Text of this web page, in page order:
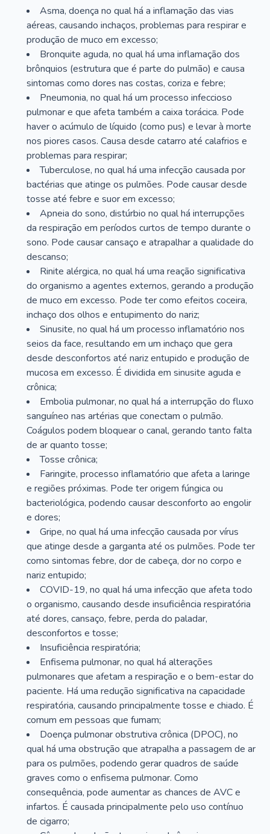
Asma, doença no qual há a inflamação das vias
aéreas, causando inchaços, problemas para respirar e
produção de muco em excesso;
Bronquite aguda, no qual há uma inflamação dos
brônquios (estrutura que é parte do pulmão) e causa
sintomas como dores nas costas, coriza e febre;
Pneumonia, no qual há um processo infeccioso
pulmonar e que afeta também a caixa torácica. Pode
haver o acúmulo de líquido (como pus) e levar à morte
nos piores casos. Causa desde catarro até calafrios e
problemas para respirar;
Tuberculose, no qual há uma infecção causada por
bactérias que atinge os pulmões. Pode causar desde
tosse até febre e suor em excesso;
Apneia do sono, distúrbio no qual há interrupções
da respiração em períodos curtos de tempo durante o
sono. Pode causar cansaço e atrapalhar a qualidade do
descanso;
Rinite alérgica, no qual há uma reação significativa
do organismo a agentes externos, gerando a produção
de muco em excesso. Pode ter como efeitos coceira,
inchaço dos olhos e entupimento do nariz;
Sinusite, no qual há um processo inflamatório nos
seios da face, resultando em um inchaço que gera
desde desconfortos até nariz entupido e produção de
mucosa em excesso. É dividida em sinusite aguda e
crônica;
Embolia pulmonar, no qual há a interrupção do fluxo
sanguíneo nas artérias que conectam o pulmão.
Coágulos podem bloquear o canal, gerando tanto falta
de ar quanto tosse;
Tosse crônica;
Faringite, processo inflamatório que afeta a laringe
e regiões próximas. Pode ter origem fúngica ou
bacteriológica, podendo causar desconforto ao engolir
e dores;
Gripe, no qual há uma infecção causada por vírus
que atinge desde a garganta até os pulmões. Pode ter
como sintomas febre, dor de cabeça, dor no corpo e
nariz entupido;
COVID-19, no qual há uma infecção que afeta todo
o organismo, causando desde insuficiência respiratória
até dores, cansaço, febre, perda do paladar,
desconfortos e tosse;
Insuficiência respiratória;
Enfisema pulmonar, no qual há alterações
pulmonares que afetam a respiração e o bem-estar do
paciente. Há uma redução significativa na capacidade
respiratória, causando principalmente tosse e chiado. É
comum em pessoas que fumam;
Doença pulmonar obstrutiva crônica (DPOC), no
qual há uma obstrução que atrapalha a passagem de ar
para os pulmões, podendo gerar quadros de saúde
graves como o enfisema pulmonar. Como
consequência, pode aumentar as chances de AVC e
infartos. É causada principalmente pelo uso contínuo
de cigarro;